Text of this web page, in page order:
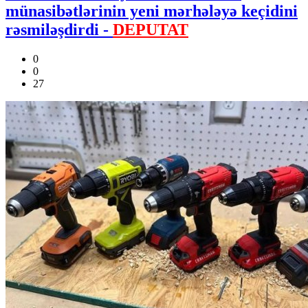
münasibətlərinin yeni mərhələyə keçidini
rəsmiləşdirdi - DEPUTAT
0
0
27